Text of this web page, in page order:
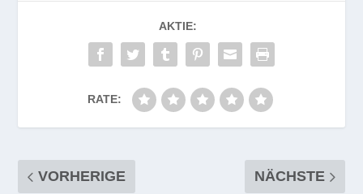
AKTIE:
RATE:
VORHERIGE NÄCHSTE